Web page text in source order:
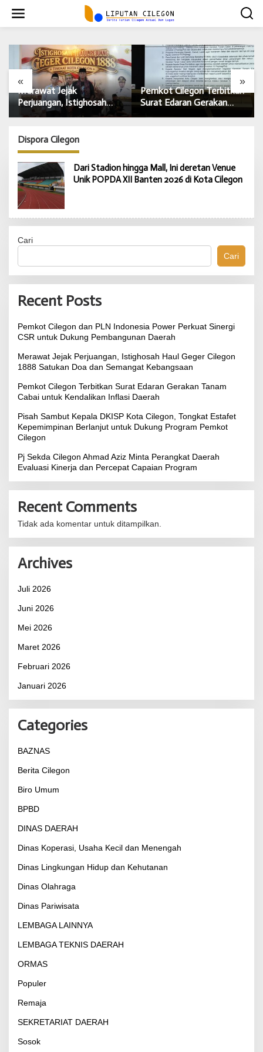
w
« »
Merawat Jejak
Perjuangan, Istighosah
Haul Geger Cilegon 1888
Semangat Kebangsaan
Pemkot Cilegon Terbitkan
Surat Edaran Gerakan
Dispora Cilegon
Dari Stadion hingga Mall, Ini deretan Venue
Unik POPDA XII Banten 2026 di Kota Cilegon
Cari
Cari
Recent Posts
Pemkot Cilegon dan PLN Indonesia Power Perkuat Sinergi
CSR untuk Dukung Pembangunan Daerah
Merawat Jejak Perjuangan, Istighosah Haul Geger Cilegon
1888 Satukan Doa dan Semangat Kebangsaan
Pemkot Cilegon Terbitkan Surat Edaran Gerakan Tanam
Cabai untuk Kendalikan Inflasi Daerah
Pisah Sambut Kepala DKISP Kota Cilegon, Tongkat Estafet
Kepemimpinan Berlanjut untuk Dukung Program Pemkot
Cilegon
Pj Sekda Cilegon Ahmad Aziz Minta Perangkat Daerah
Evaluasi Kinerja dan Percepat Capaian Program
Recent Comments
Tidak ada komentar untuk ditampilkan.
Archives
Juli 2026
Juni 2026
Mei 2026
Maret 2026
Februari 2026
Januari 2026
Categories
BAZNAS
Berita Cilegon
Biro Umum
BPBD
DINAS DAERAH
Dinas Koperasi, Usaha Kecil dan Menengah
Dinas Lingkungan Hidup dan Kehutanan
Dinas Olahraga
Dinas Pariwisata
LEMBAGA LAINNYA
LEMBAGA TEKNIS DAERAH
ORMAS
Populer
Remaja
SEKRETARIAT DAERAH
Sosok